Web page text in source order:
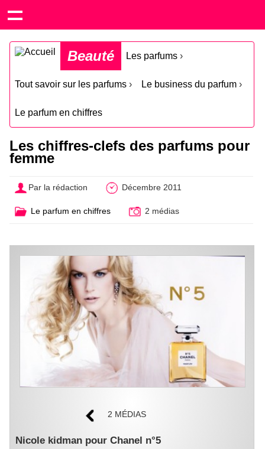
Beauté Les parfums ›
Tout savoir sur les parfums › Le business du parfum ›
Le parfum en chiffres
Les chiffres-clefs des parfums pour
femme
Par la rédaction Décembre 2011
Le parfum en chiffres 2 médias
2 MÉDIAS
Nicole kidman pour Chanel n°5